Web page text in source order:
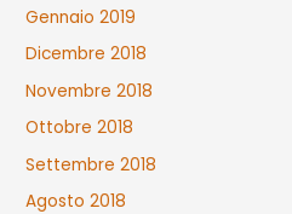
Gennaio 2019
Dicembre 2018
Novembre 2018
Ottobre 2018
Settembre 2018
Agosto 2018